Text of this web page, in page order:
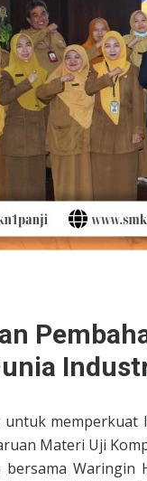
memperkuat
Materi Uji
bersama